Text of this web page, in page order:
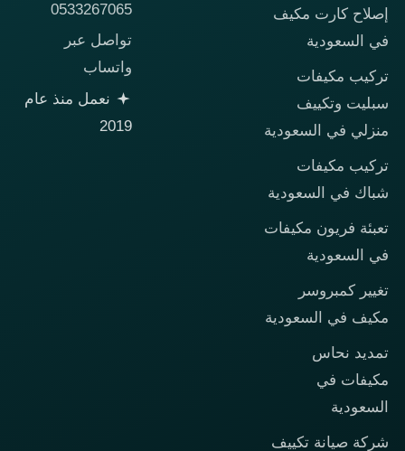
إصلاح كارت مكيف
في السعودية
تركيب مكيفات
سبليت وتكييف
منزلي في السعودية
تركيب مكيفات
شباك في السعودية
تعبئة فريون مكيفات
في السعودية
تغيير كمبروسر
مكيف في السعودية
تمديد نحاس
مكيفات في
السعودية
شركة صيانة تكييف
0533267065
تواصل عبر
واتساب
نعمل منذ عام
2019